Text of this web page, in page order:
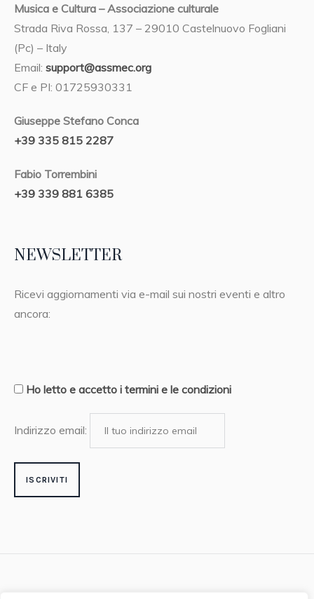
Musica e Cultura – Associazione culturale
Strada Riva Rossa, 137 – 29010 Castelnuovo Fogliani
(Pc) – Italy
Email:support@assmec.org
CF e PI: 01725930331
Giuseppe Stefano Conca
+39 335 815 2287
Fabio Torrembini
+39 339 881 6385
NEWSLETTER
Ricevi aggiornamenti via e-mail sui nostri eventi e altro
ancora:
Ho letto e accetto i termini e le condizioni
Indirizzo email: